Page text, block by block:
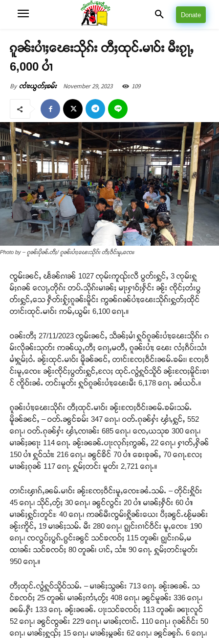
Donate
ၵူၼ်းပၢႆႈၽေးသိုၵ်း တီႈထုင်ႉမၢဝ်း မီးၵႂႃႇ
6,000 ပၢႆ
By ၸၢႆးယွတ်ႈၶမ်း November 29, 2023 109
Photo by – ၵူၼ်းပိုၼ်ႉတီႈ/ ၵူၼ်းပၢႆႈၽေးသိုၵ်း တီႈဝဵင်းမူႇၸေႊ
ၸွမ်းၼင်ႇ ၽႅၼ်ၵၢၼ် 1027 ၸုမ်းဢူၺ်းလီ ပွတ်းႁွင်ႇ 3 ၸုမ်းႁူ
မ်ႈၵၼ် လေႃႇတိုၵ်း တပ်ႉသိုၵ်းမၢၼ်ႈ မႃးႁၢဝ်ႈႁႅင်း ၼႂ်း ၸိုင်ႈတႆးပွ
တ်းႁွင်ႇသေ ႁဵတ်းႁႂ်ႈၵူၼ်းမိူင်း ဢွၼ်ၵၼ်ပၢႆႈၽေးသိုၵ်းႁွတ်ႈထိုင်
တၢင်းထုင်ႉမၢဝ်း ဢမ်ႇယွမ်း 6,100 ၵေႃႉ။
ဝၼ်းတီႈ 27/11/2023 ၸွမ်းၼင်ႇ သဵၼ်ႈမၢႆ ႁူဝ်ၵူၼ်းပၢႆႈၽေးသိုၵ်း ၵ
မ်းလိုၼ်းသုတ်း ဢၼ်ယူႇတီႈ ၵေႃႇမတီႇ ၵူၼ်းပၢႆႈ ၽေး လႆႈၵဵပ်းသၢႆ
မၢႆႁူမ်ႈဝႆႉ ၼႂ်းထုင်ႉမၢဝ်း မိူၼ်ၼင်ႇ တၢင်းၸႄႈဝဵင်းၼမ်ႉၶမ်း၊ ၸႄႈဝဵ
င်းမူႇၸေႊ ၼႂ်းၸိုင်ႈပွတ်းႁွင်ႇလႄႈ ထုင်ႉလွႆႁူဝ်သိူဝ် ၼႂ်းၸႄႈမိူင်းၶၢ
င် ၸိူဝ်းၼႆႉ တင်းမူတ်း ႁူဝ်ၵူၼ်းပၢႆႈၽေးမီး 6,178 ၵေႃႉ ၼႆယဝ်ႉ။
ၵူၼ်းပၢႆႈၽေးသိုၵ်း တီႈထုင်ႉမၢဝ်း ၼႂ်းၸႄႈဝဵင်းၼမ်ႉၶမ်းသမ်ႉ
မိူၼ်ၼင်ႇ – ဝတ်ႉၼွင်ၶမ်း 347 ၵေႃႉ၊ ဝတ်ႉၵုၼ်ႁႆး ၾၢႆႇႁွင်ႇ 552
ၵေႃႉ၊ ဝတ်ႉၵုၼ်ႁႆး ၾၢႆႇၸၢၼ်း 685 ၵေႃႉ၊ ၸေႇယသုၶ 300 ၵေႃႉ၊
မၢၼ်ႈၼႃး 114 ၵေႃႉ ၼႂ်းၼၼ်ႉပႃးလုၵ်ႈဢွၼ်ႇ 22 ၵေႃႉ၊ ႁၢတ်ႇႁိၼ်
150 ပၢႆ၊ ႁူဝ်သၢႆး 216 ၵေႃႉ၊ ၼွင်ၶိင် 70 ပၢႆ၊ ၶေးၶုၼ်ႇ 70 ၵေႃႉလႄႈ
မၢၼ်ႈၵုၼ် 117 ၵေႃႉ ႁူမ်ႈတင်း မူတ်း 2,721 ၵေႃႉ။
တၢင်းၾၢၵ်ႇၼမ်ႉမၢဝ်း ၼႂ်းၸႄႈဝဵင်းမူႇၸေႊၼႆႉသမ်ႉ – တိုင်းႁိူဝ်း
45 ၵေႃႉ၊ သိုင်ႇတႂ်ႈ 30 ၵေႃႉ၊ ၼွင်လွင်း 20 ပၢႆ၊ မၢၼ်ႈႁဵဝ်း 60 ပၢႆ၊
မၢၼ်ႈႁွင်းတူင်ႊ 40 ၵေႃႉ၊ ဢၼ်မီးၸွမ်းႁိူၼ်းယေး ပီႈၼွင်ႉၽႂ်မၼ်း
ၼႂ်းဢိူင်ႇ 19 မၢၼ်ႈသမ်ႉ မီး 280 ၵေႃႉ၊ ၵျွင်းၵၢင်ဝဵင်း မူႇၸေႊ 190
ၵေႃႉ၊ ၸလွပ်ႈပွၵ်ႉၵွင်းၼွင် သင်ၶၸဝ်ႈ 115 တူၼ်၊ ၵျွင်းၵမ်ႇမ
ထၢၼ်း သင်ၶၸဝ်ႈ 80 တူၼ်၊ ပၢင်ႇ သၢႆး 90 ၵေႃႉ ႁူမ်ႈတင်းမူတ်း
950 ၵေႃႉ။
တီႈထုင်ႉလွႆႁူဝ်သိူဝ်သမ်ႉ – မၢၼ်ႈသွၼ်း 713 ၵေႃႉ ၼႂ်းၼၼ်ႉ သ
င်ၶၸဝ်ႈ 25 တူၼ်၊ မၢၼ်ႈဢၢႆႇတႂ်ႈ 408 ၵေႃႉ၊ ၼွင်မူၼ်း 336 ၵေႃႉ၊
ၼမ်ႉႁီး 133 ၵေႃႉ ၼႂ်းၼၼ်ႉ ပႃးသင်ၶၸဝ်ႈ 113 တူၼ်၊ ၼႃးလူင်
52 ၵေႃႉ၊ ၼွင်ၸွၼ်း 229 ၵေႃႉ၊ မၢၼ်ႈၸၢင်ႉ 110 ၵေႃႉ၊ ၵုၼ်ၵႅင်း 50
ၵေႃႉ၊ မၢၼ်ႈႁူၺ်ႈ 15 ၵေႃႉ၊ မၢၼ်ႈမွၼ်း 62 ၵေႃႉ၊ ၼွင်ၼူၵ်ႉ 6 ၵေႃႉ၊